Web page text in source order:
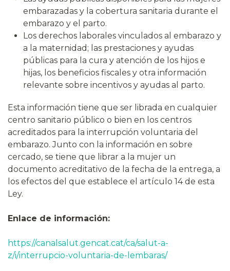
embarazadas y la cobertura sanitaria durante el
embarazo y el parto.
Los derechos laborales vinculados al embarazo y
a la maternidad; las prestaciones y ayudas
públicas para la cura y atención de los hijos e
hijas, los beneficios fiscales y otra información
relevante sobre incentivos y ayudas al parto.
Esta información tiene que ser librada en cualquier
centro sanitario público o bien en los centros
acreditados para la interrupción voluntaria del
embarazo. Junto con la información en sobre
cercado, se tiene que librar a la mujer un
documento acreditativo de la fecha de la entrega, a
los efectos del que establece el artículo 14 de esta
Ley.
Enlace de información:
https://canalsalut.gencat.cat/ca/salut-a-
z/i/interrupcio-voluntaria-de-lembaras/